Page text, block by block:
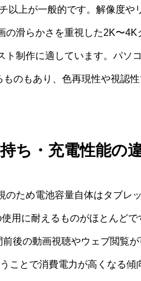
以上が一般的です。解像度や
の滑らかさを重視した2K〜
ト制作に適しています。パソ
のもあり、色再現性や視認性
ち・充電性能の
のため電池容量自体はタブレ
用に耐えるものがほとんど
前後の動画視聴やウェブ閲覧
ことで消費電力が高くなる